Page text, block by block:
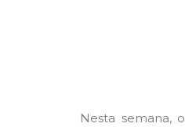
Nesta semana, o